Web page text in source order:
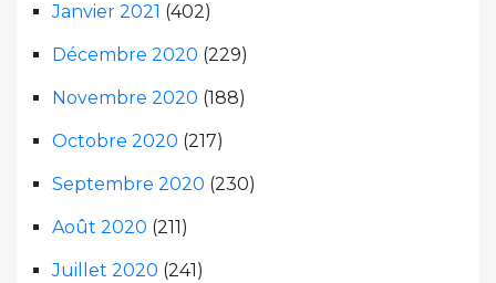
Janvier 2021 (402)
Décembre 2020 (229)
Novembre 2020 (188)
Octobre 2020 (217)
Septembre 2020 (230)
Août 2020 (211)
Juillet 2020 (241)